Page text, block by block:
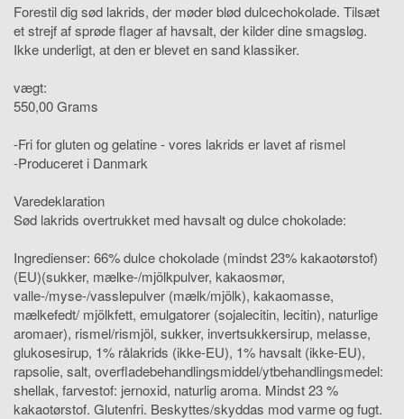
Forestil dig sød lakrids, der møder blød dulcechokolade. Tilsæt
et strejf af sprøde flager af havsalt, der kilder dine smagsløg.
Ikke underligt, at den er blevet en sand klassiker.
vægt:
550,00 Grams
-Fri for gluten og gelatine - vores lakrids er lavet af rismel
-Produceret i Danmark
Varedeklaration
Sød lakrids overtrukket med havsalt og dulce chokolade:
Ingredienser: 66% dulce chokolade (mindst 23% kakaotørstof)
(EU)(sukker, mælke-/mjölkpulver, kakaosmør,
valle-/myse-/vasslepulver (mælk/mjölk), kakaomasse,
mælkefedt/ mjölkfett, emulgatorer (sojalecitin, lecitin), naturlige
aromaer), rismel/rismjöl, sukker, invertsukkersirup, melasse,
glukosesirup, 1% rålakrids (ikke-EU), 1% havsalt (ikke-EU),
rapsolie, salt, overfladebehandlingsmiddel/ytbehandlingsmedel:
shellak, farvestof: jernoxid, naturlig aroma. Mindst 23 %
kakaotørstof. Glutenfri. Beskyttes/skyddas mod varme og fugt.